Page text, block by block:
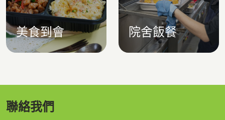
美食到會 院舍飯餐
聯絡我們